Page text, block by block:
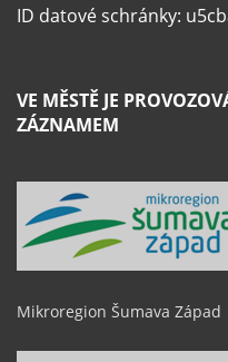
ID datové schránky:
VE MĚSTĚ JE
ZÁZNAMEM
Mikroregion Šumava Západ